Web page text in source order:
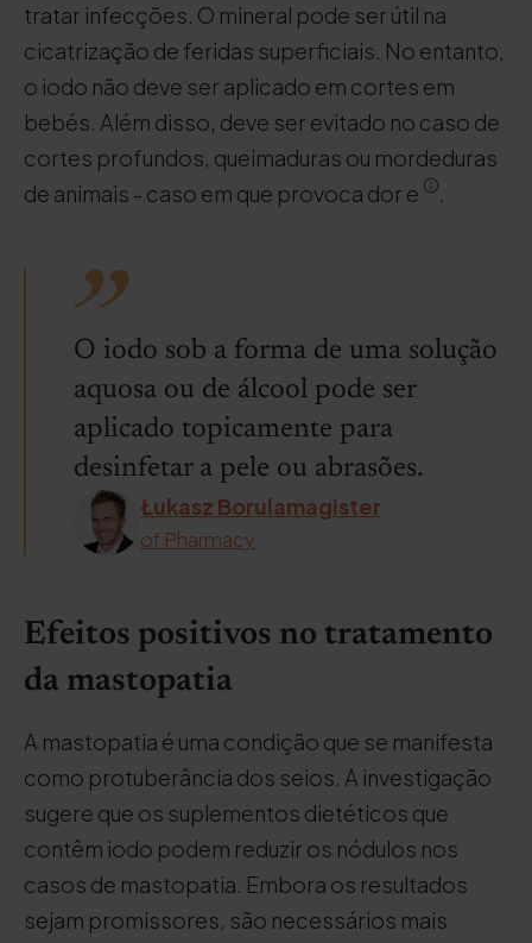
tratar infecções. O mineral pode ser útil na
cicatrização de feridas superficiais. No entanto,
o iodo não deve ser aplicado em cortes em
bebés. Além disso, deve ser evitado no caso de
cortes profundos, queimaduras ou mordeduras
de animais - caso em que provoca dor e
.
O iodo sob a forma de uma solução
aquosa ou de álcool pode ser
aplicado topicamente para
desinfetar a pele ou abrasões.
Łukasz Borulamagister
of Pharmacy
Efeitos positivos no tratamento
da mastopatia
A mastopatia é uma condição que se manifesta
como protuberância dos seios. A investigação
sugere que os suplementos dietéticos que
contêm iodo podem reduzir os nódulos nos
casos de mastopatia. Embora os resultados
sejam promissores, são necessários mais